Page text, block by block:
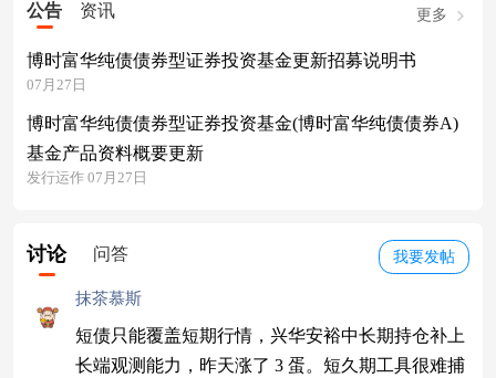
公告 资讯 更多
博时富华纯债债券型证券投资基金更新招募说明书
07月27日
博时富华纯债债券型证券投资基金(博时富华纯债债券A)
基金产品资料概要更新
发行运作 07月27日
我要发帖
讨论 问答
抹茶慕斯
短债只能覆盖短期行情，兴华安裕中长期持仓补上
长端观测能力，昨天涨了 3 蛋。短久期工具很难捕